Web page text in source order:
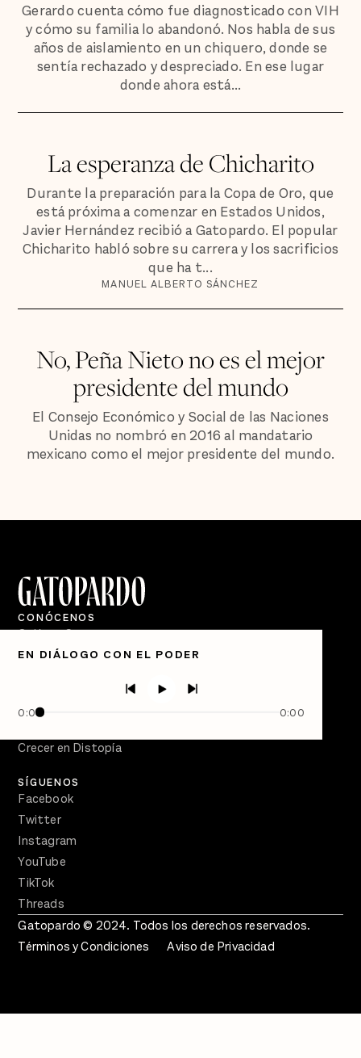
Gerardo cuenta cómo fue diagnosticado con VIH
y cómo su familia lo abandonó. Nos habla de sus
años de aislamiento en un chiquero, donde se
sentía rechazado y despreciado. En ese lugar
donde ahora está...
La esperanza de Chicharito
Durante la preparación para la Copa de Oro, que
está próxima a comenzar en Estados Unidos,
Javier Hernández recibió a Gatopardo. El popular
Chicharito habló sobre su carrera y los sacrificios
que ha t...
MANUEL ALBERTO SÁNCHEZ
No, Peña Nieto no es el mejor
presidente del mundo
El Consejo Económico y Social de las Naciones
Unidas no nombró en 2016 al mandatario
mexicano como el mejor presidente del mundo.
EN DIÁLOGO CON EL PODER
0:00 0:00
CONÓCENOS
Quiénes Somos
Directorio
Semanario Gatopardo
Crecer en Distopía
SÍGUENOS
Facebook
Twitter
Instagram
YouTube
TikTok
Threads
Gatopardo © 2024. Todos los derechos reservados.
Términos y Condiciones
Aviso de Privacidad